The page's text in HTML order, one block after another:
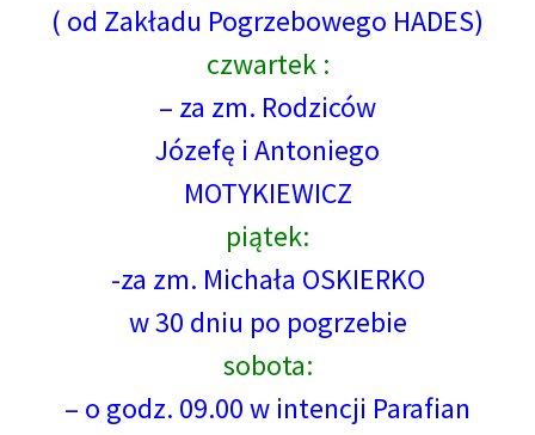
( od Zakładu Pogrzebowego HADES)
czwartek :
– za zm. Rodziców
Józefę i Antoniego
MOTYKIEWICZ
piątek:
-za zm. Michała OSKIERKO
w 30 dniu po pogrzebie
sobota:
– o godz. 09.00 w intencji Parafian